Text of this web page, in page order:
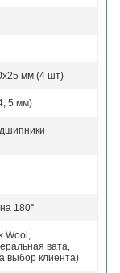
мм (4 шт)
5 мм)
180°
Wool,
вата,
выбор клиента)